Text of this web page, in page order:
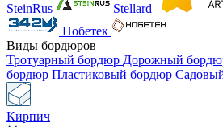
SteinRus Stellard
Нобетек
Виды бордюров
Тротуарный бордюр Дорожный
бордюр Пластиковый бордюр
Кирпич